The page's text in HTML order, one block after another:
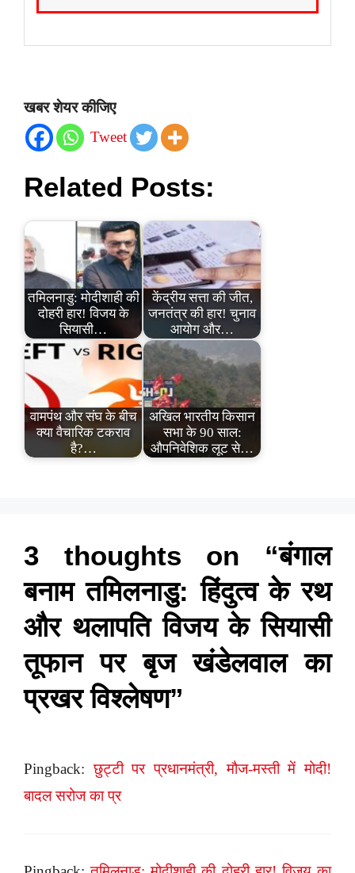
खबर शेयर कीजिए
Tweet
Related Posts:
तमिलनाडु: मोदीशाही की
दोहरी हार! विजय के
सियासी…
केंद्रीय सत्ता की जीत,
जनतंत्र की हार! चुनाव
आयोग और…
वामपंथ और संघ के बीच
क्या वैचारिक टकराव
है?…
अखिल भारतीय किसान
सभा के 90 साल:
औपनिवेशिक लूट से…
3 thoughts on “बंगाल
बनाम तमिलनाडु: हिंदुत्व के रथ
और थलापति विजय के सियासी
तूफान पर बृज खंडेलवाल का
प्रखर विश्लेषण”
Pingback:छुट्टी पर प्रधानमंत्री, मौज-मस्ती में मोदी!
बादल सरोज का प्र